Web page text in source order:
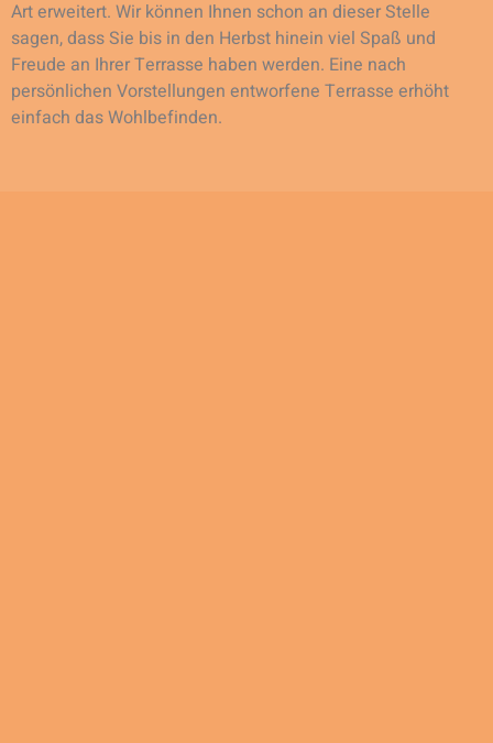
Art erweitert. Wir können Ihnen schon an dieser Stelle
sagen, dass Sie bis in den Herbst hinein viel Spaß und
Freude an Ihrer Terrasse haben werden. Eine nach
persönlichen Vorstellungen entworfene Terrasse erhöht
einfach das Wohlbefinden.